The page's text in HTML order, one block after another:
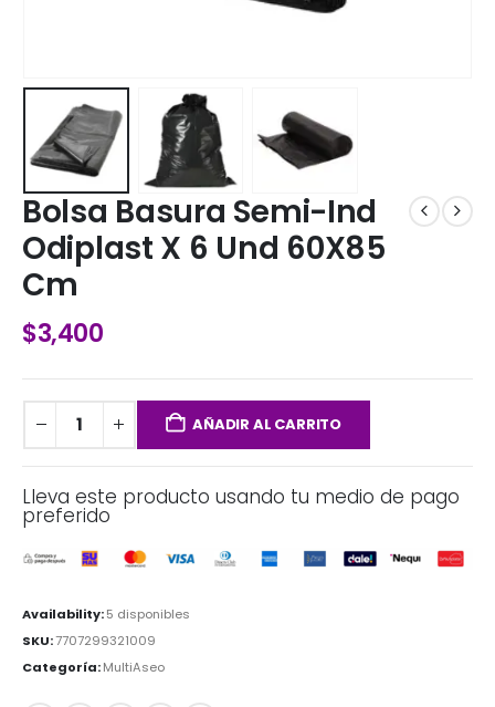
Bolsa Basura Semi-Ind
Odiplast X 6 Und 60X85
Cm
$3,400
AÑADIR AL CARRITO
Lleva este producto usando tu medio de pago
preferido
Availability:5 disponibles
SKU:7707299321009
Categoría:MultiAseo